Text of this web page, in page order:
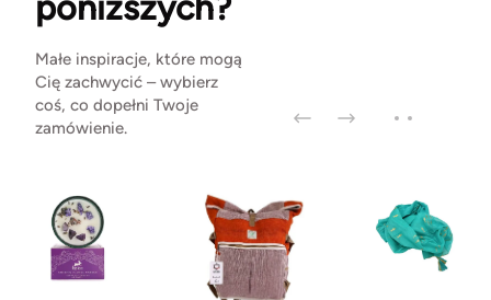
Małe inspiracje, które mogą
Cię zachwycić – wybierz
coś, co dopełni Twoje
zamówienie.